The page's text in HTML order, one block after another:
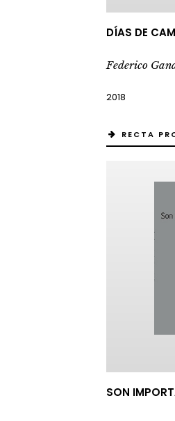
DÍAS DE
Federico
2018
RECTA
SON